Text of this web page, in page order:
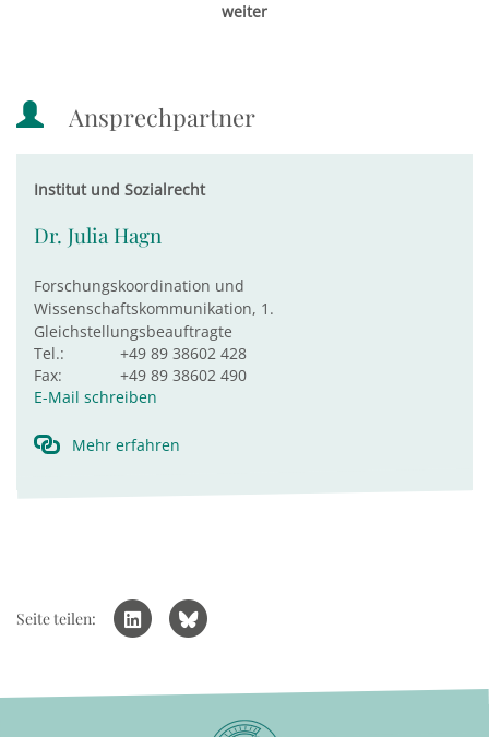
weiter
Ansprechpartner
Institut und Sozialrecht
Dr. Julia Hagn
Forschungskoordination und
Wissenschaftskommunikation, 1.
Gleichstellungsbeauftragte
Tel.:
+49 89 38602 428
Fax:
+49 89 38602 490
E-Mail schreiben
Mehr erfahren
Seite teilen: